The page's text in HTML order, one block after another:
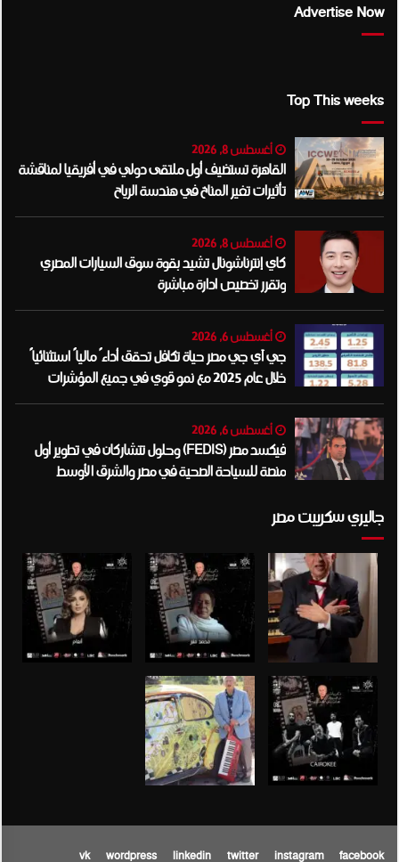
Advertise Now
Top This weeks
أغسطس 8, 2026
القاهرة تستضيف أول ملتقى دولي في أفريقيا لمناقشة
تأثيرات تغير المناخ في هندسة الرياح
أغسطس 8, 2026
كاي إنترناشونال تشيد بقوة سوق السيارات المصري
وتقرر تخصيص ادارة مباشرة
أغسطس 6, 2026
جي آي جي مصر حياة تكافل تحقق أداءً مالياً استثنائياً
خلال عام 2025 مع نمو قوي في جميع المؤشرات
المالية الرئيسية
أغسطس 6, 2026
فيكسد مصر (FEDIS) وحلول تتشاركان في تطوير أول
منصة للسياحة الصحية في مصر والشرق الأوسط
جاليري سكريبت مصر
facebook
instagram
twitter
linkedin
wordpress
vk